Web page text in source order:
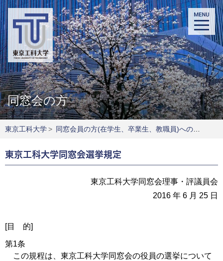
同窓会の方
東京工科大学> 同窓会員の方(在学生、卒業生、教職員)へのお知らせ
東京工科大学同窓会選挙規定
東京工科大学同窓会理事・評議員会
2016 年 6 月 25 日
[目 的]
第1条
この規程は、東京工科大学同窓会の役員の選挙について